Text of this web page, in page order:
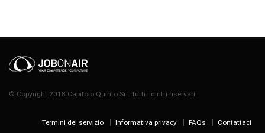
© Copyright 2018 Capitolo Quinto Srl. Tutti i diritti riservati.
Termini del servizio Informativa privacy FAQs Contattaci